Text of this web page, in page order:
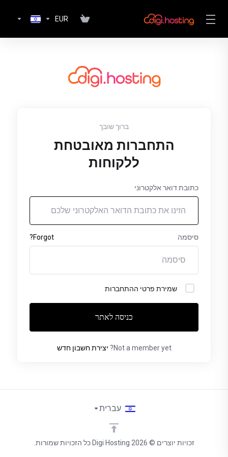
EUR
ברוך שובך
התחברות מאובטחת
ללקוחות
כתובת דואר אלקטרוני
סיסמה Forgot?
שמירת פרטי ההתחברות
כניסה לאתר
Not a member yet? יצירת חשבון חדש
זכויות יוצרים © 2026 Digi Hosting כל הזכויות שמורות.
עברית